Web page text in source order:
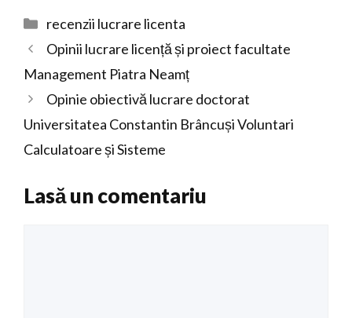
Categorii
recenzii lucrare licenta
Opinii lucrare licență și proiect facultate
Management Piatra Neamț
Opinie obiectivă lucrare doctorat
Universitatea Constantin Brâncuși Voluntari
Calculatoare și Sisteme
Lasă un comentariu